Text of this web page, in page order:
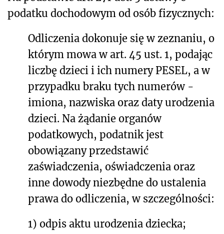
podatku dochodowym od osób fizycznych:
Odliczenia dokonuje się w zeznaniu, o
którym mowa w art. 45 ust. 1, podając
liczbę dzieci i ich numery PESEL, a w
przypadku braku tych numerów -
imiona, nazwiska oraz daty urodzenia
dzieci. Na żądanie organów
podatkowych, podatnik jest
obowiązany przedstawić
zaświadczenia, oświadczenia oraz
inne dowody niezbędne do ustalenia
prawa do odliczenia, w szczególności:
1) odpis aktu urodzenia dziecka;